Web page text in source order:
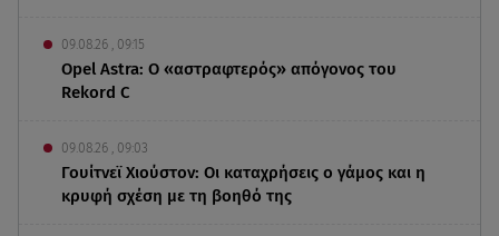
09.08.26 , 09:15
Opel Astra: Ο «αστραφτερός» απόγονος του
Rekord C
09.08.26 , 09:03
Γουίτνεϊ Χιούστον: Οι καταχρήσεις ο γάμος και η
κρυφή σχέση με τη βοηθό της